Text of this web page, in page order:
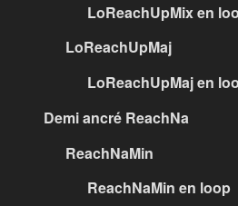
LoReachUpMix en
LoReachUpMaj
LoReachUpMaj en
Demi ancré ReachNa
ReachNaMin
ReachNaMin en loop